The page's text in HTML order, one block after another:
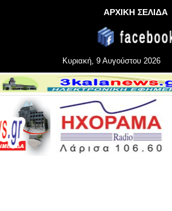
ΑΡΧΙΚΗ ΣΕΛΙΔΑ
Κυριακή, 9 Αυγούστου 2026